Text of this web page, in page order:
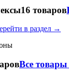
16 товаров
в раздел →
Все